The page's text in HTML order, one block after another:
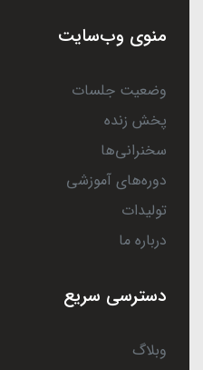
منوی وب‌سایت
وضعیت جلسات
پخش زنده
سخنرانی‌ها
دوره‌های آموزشی
تولیدات
درباره ما
دسترسی سریع
وبلاگ